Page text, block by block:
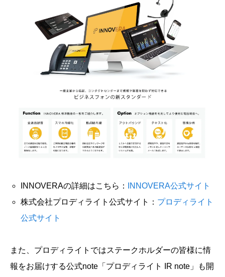
INNOVERAの詳細はこちら：
INNOVERA公式サイト
株式会社プロディライト公式サイト： プロディライト
公式サイト
また、プロディライトではステークホルダーの皆様に情
報をお届けする公式note「プロディライト IR note」も開